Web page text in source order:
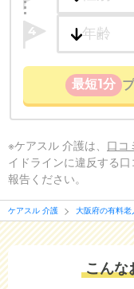
4
最短1分
※ケアスル 介護は、 口コ
イドラインに違反する
報告ください。
ケアスル 介護 大阪府の有料
こんな